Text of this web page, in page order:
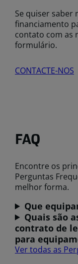
Se quiser saber
financiamento
contato com as
formulário.
CONTACTE-NOS
FAQ
Encontre os
Perguntas
melhor forma.
Que
Quais são
contrato de
para
Ver todas as